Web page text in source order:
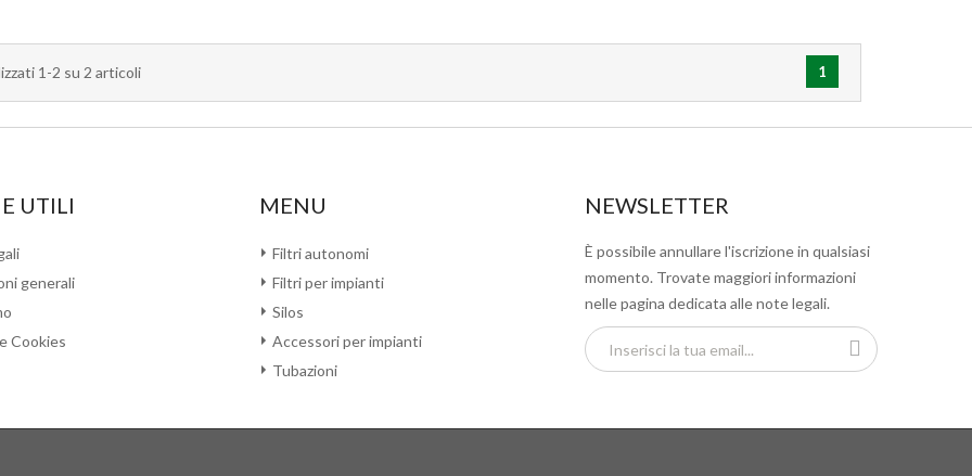
1-2 su 2 articoli 1
UTILI
generali
Cookies
MENU
Filtri autonomi
Filtri per impianti
Silos
Accessori per impianti
Tubazioni
NEWSLETTER
È possibile annullare l'iscrizione in qualsiasi
momento. Trovate maggiori informazioni
nelle pagina dedicata alle note legali.